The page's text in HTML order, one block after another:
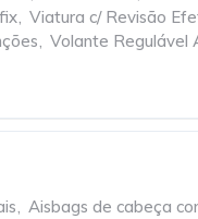
, Viatura c/ Revisão
, Volante Regulável
, Aisbags de cabeça